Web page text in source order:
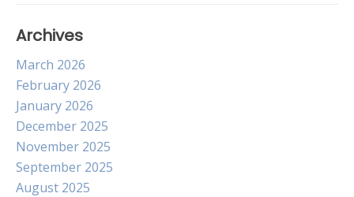
Archives
March 2026
February 2026
January 2026
December 2025
November 2025
September 2025
August 2025